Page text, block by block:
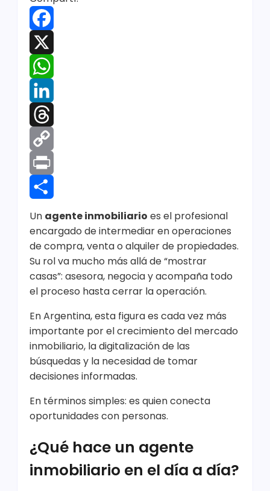
Facebook
X
WhatsApp
LinkedIn
Threads
Copy
Link
Print
Compartir
Un agente inmobiliario es el profesional
encargado de intermediar en operaciones
de compra, venta o alquiler de propiedades.
Su rol va mucho más allá de “mostrar
casas”: asesora, negocia y acompaña todo
el proceso hasta cerrar la operación.
En Argentina, esta figura es cada vez más
importante por el crecimiento del mercado
inmobiliario, la digitalización de las
búsquedas y la necesidad de tomar
decisiones informadas.
En términos simples: es quien conecta
oportunidades con personas.
¿Qué hace un agente
inmobiliario en el día a día?